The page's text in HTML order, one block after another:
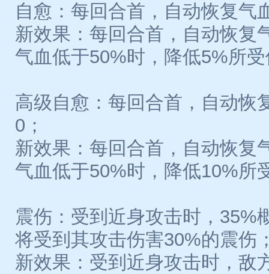
自愈：每回合首，自动恢复气
新效果：每回合首，自动恢复
气血低于50%时，降低5%所
高级自愈：每回合首，自动恢
0；
新效果：每回合首，自动恢复
气血低于50%时，降低10%所
震伤：受到近身攻击时，35%
将受到其攻击伤害30%的震伤
新效果：受到近身攻击时，敌